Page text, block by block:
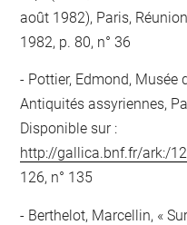
août 1982), Paris,
1982, p. 80, n° 36
Pottier, Edmond, Musée
Antiquités assyriennes,
Disponible sur :
http://gallica.bnf.fr/ark:/
126, n° 135
Berthelot, Marcellin, «